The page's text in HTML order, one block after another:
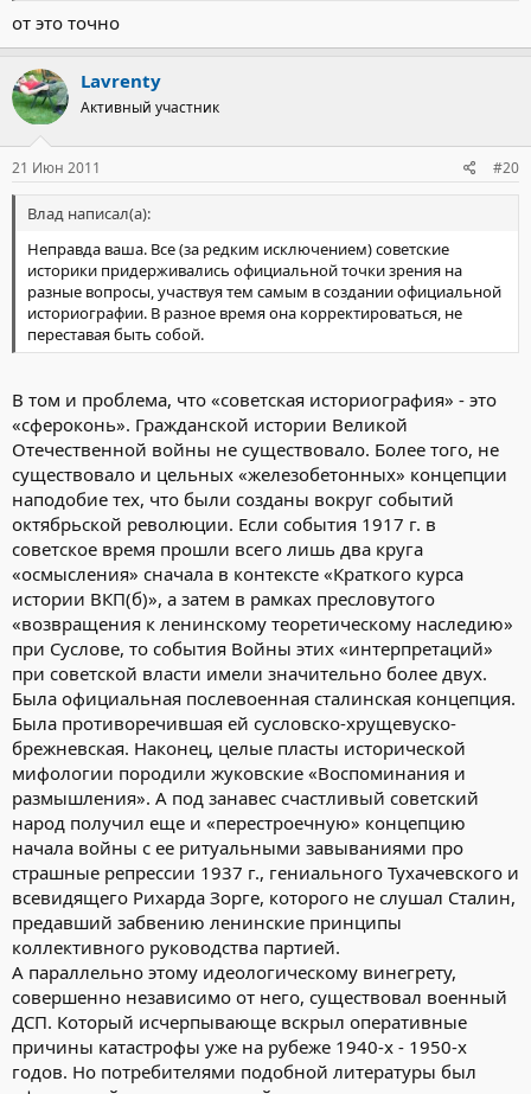
от это точно
Lavrenty
Активный участник
21 Июн 2011 #20
Влад написал(а):
Неправда ваша. Все (за редким исключением) советские
историки придерживались официальной точки зрения на
разные вопросы, участвуя тем самым в создании официальной
историографии. В разное время она корректироваться, не
переставая быть собой.
В том и проблема, что «советская историография» - это
«сфероконь». Гражданской истории Великой
Отечественной войны не существовало. Более того, не
существовало и цельных «железобетонных» концепции
наподобие тех, что были созданы вокруг событий
октябрьской революции. Если события 1917 г. в
советское время прошли всего лишь два круга
«осмысления» сначала в контексте «Краткого курса
истории ВКП(б)», а затем в рамках пресловутого
«возвращения к ленинскому теоретическому наследию»
при Суслове, то события Войны этих «интерпретаций»
при советской власти имели значительно более двух.
Была официальная послевоенная сталинская концепция.
Была противоречившая ей сусловско-хрущевуско-
брежневская. Наконец, целые пласты исторической
мифологии породили жуковские «Воспоминания и
размышления». А под занавес счастливый советский
народ получил еще и «перестроечную» концепцию
начала войны с ее ритуальными завываниями про
страшные репрессии 1937 г., гениального Тухачевского и
всевидящего Рихарда Зорге, которого не слушал Сталин,
предавший забвению ленинские принципы
коллективного руководства партией.
А параллельно этому идеологическому винегрету,
совершенно независимо от него, существовал военный
ДСП. Который исчерпывающе вскрыл оперативные
причины катастрофы уже на рубеже 1940-х - 1950-х
годов. Но потребителями подобной литературы был